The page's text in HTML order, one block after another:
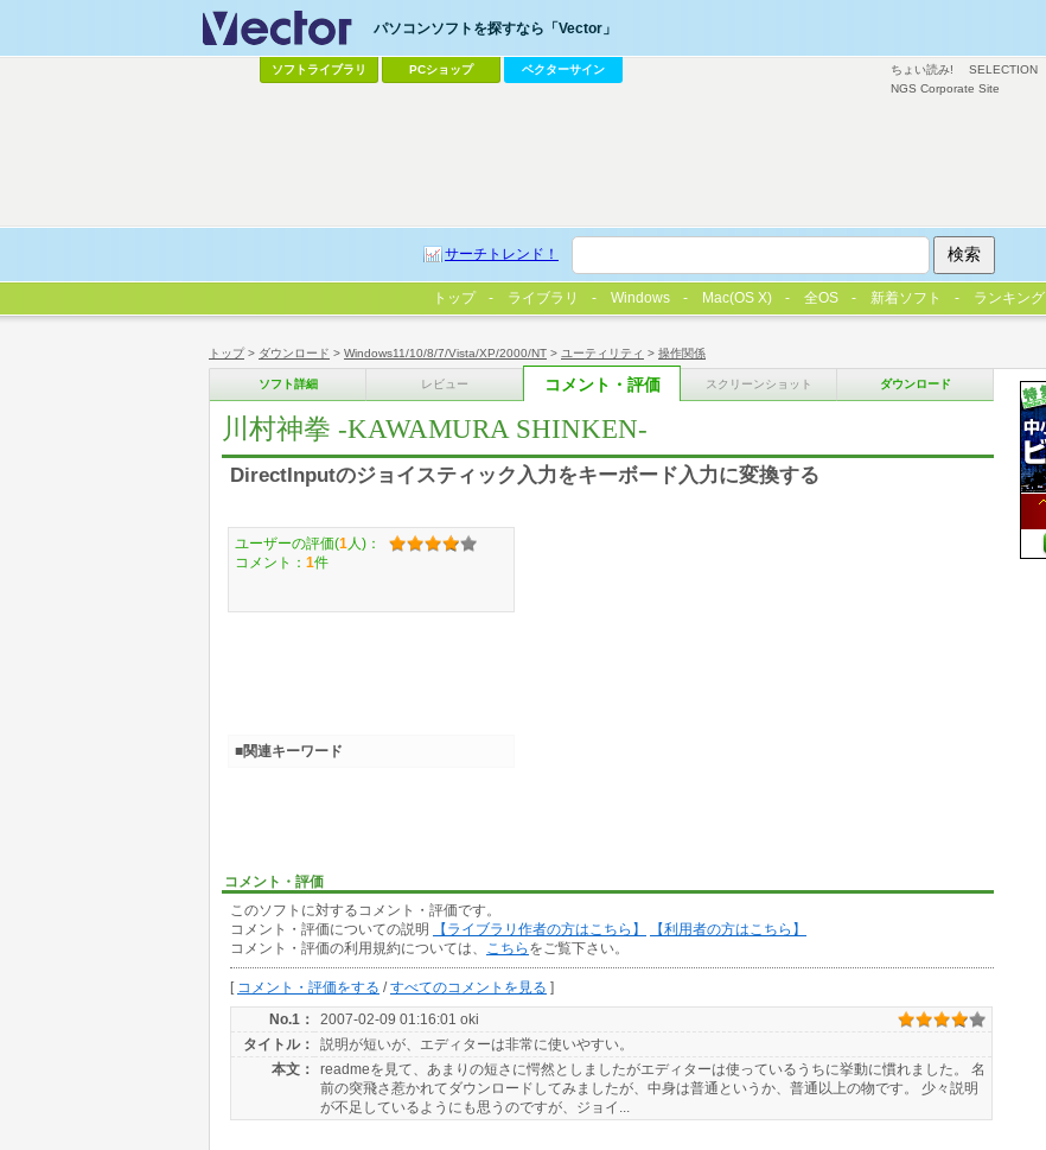
トップ> ダウンロード > Windows11/10/8/7/Vista/XP/2000/NT > ユーティリティ > 操作関係
ソフト詳細 レビュー コメント・評価 スクリーンショット ダウンロード
川村神拳 -KAWAMURA SHINKEN-
DirectInputのジョイスティック入力をキーボード入力に変換する
コメント・評価
このソフトに対するコメント・評価です。
コメント・評価についての説明
【ライブラリ作者の方はこちら】
【利用者の方はこちら】
コメント・評価の利用規約については、
こちら をご覧下さい。
[ コメント・評価をする /すべてのコメントを見る ]
No.1：
2007-02-09 01:16:01 oki
タイトル：
説明が短いが、エディターは非常に使いやすい。
本文：
readmeを見て、あまりの短さに愕然としましたがエディターは使っているうちに挙動に慣れました。 名
前の突飛さ惹かれてダウンロードしてみましたが、中身は普通というか、普通以上の物です。 少々説明
が不足しているようにも思うのですが、ジョイ...
ユーザーの評価(1 人)：
コメント： 1件
■関連キーワード
ちょい読み! SELECTION
NGS Corporate Site
パソコンソフトを探すなら「Vector」
ソフトライブラリ PCショップ ベクターサイン
サーチトレンド！
トップ ライブラリ Windows Mac(OS X) 全OS 新着ソフト ランキング